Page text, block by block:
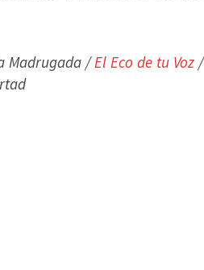
Madrugada /El Eco de tu Voz/